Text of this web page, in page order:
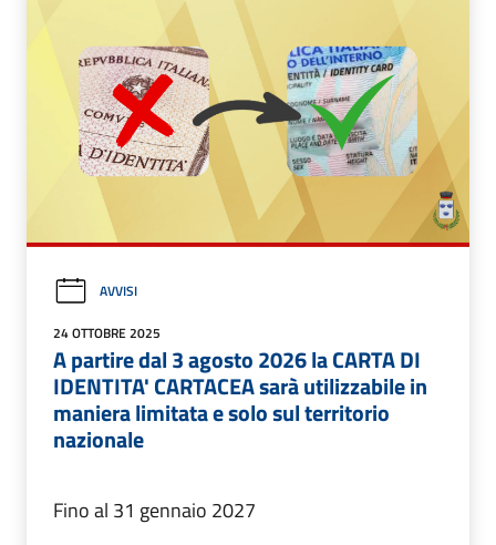
AVVISI
24 OTTOBRE 2025
A partire dal 3 agosto 2026 la CARTA DI
IDENTITA' CARTACEA sarà utilizzabile in
maniera limitata e solo sul territorio
nazionale
Fino al 31 gennaio 2027